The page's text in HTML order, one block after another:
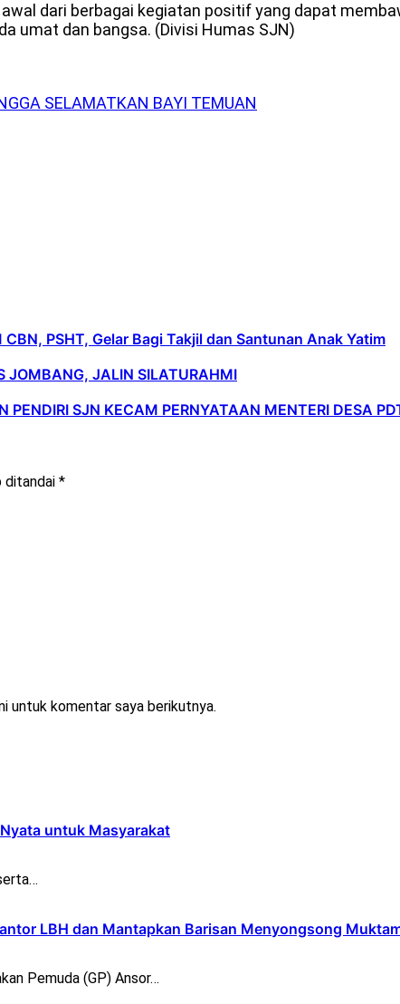
dari berbagai kegiatan positif yang dapat
umat dan bangsa. (Divisi Humas SJN)
SELAMATKAN BAYI TEMUAN
PSHT, Gelar Bagi Takjil dan Santunan Anak Yatim
JOMBANG, JALIN SILATURAHMI
SJN KECAM PERNYATAAN MENTERI DESA
ditandai *
untuk komentar saya berikutnya.
untuk Masyarakat
LBH dan Mantapkan Barisan Menyongsong
Pemuda (GP) Ansor…